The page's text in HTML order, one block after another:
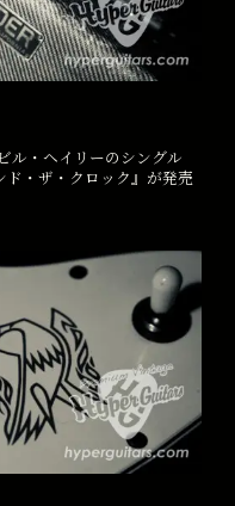
ル・ヘイリーのシングル
ド・ザ・クロック』が発売